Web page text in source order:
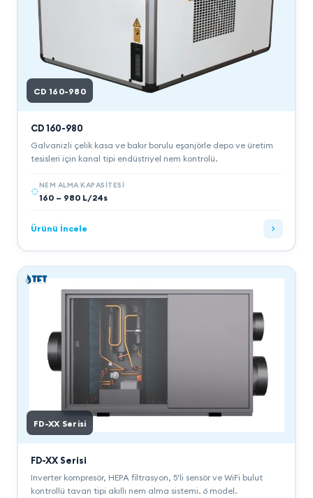
CD 160-980
CD 160-980
Galvanizli çelik kasa ve bakır borulu eşanjörle depo ve üretim
tesisleri için kanal tipi endüstriyel nem kontrolü.
NEM ALMA KAPASITESI
160 – 980 L/24s
Ürünü İncele
FD-XX Serisi
FD-XX Serisi
Inverter kompresör, HEPA filtrasyon, 5'li sensör ve WiFi bulut
kontrollü tavan tipi akıllı nem alma sistemi. 6 model.